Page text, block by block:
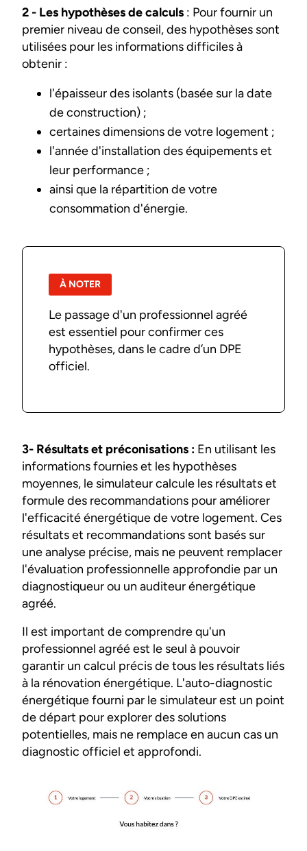
2 - Les hypothèses de calculs : Pour fournir un
premier niveau de conseil, des hypothèses sont
utilisées pour les informations difficiles à
obtenir :
l'épaisseur des isolants (basée sur la date
de construction) ;
certaines dimensions de votre logement ;
l'année d'installation des équipements et
leur performance ;
ainsi que la répartition de votre
consommation d'énergie.
À NOTER
Le passage d'un professionnel agréé
est essentiel pour confirmer ces
hypothèses, dans le cadre d’un DPE
officiel.
3- Résultats et préconisations : En utilisant les
informations fournies et les hypothèses
moyennes, le simulateur calcule les résultats et
formule des recommandations pour améliorer
l'efficacité énergétique de votre logement. Ces
résultats et recommandations sont basés sur
une analyse précise, mais ne peuvent remplacer
l'évaluation professionnelle approfondie par un
diagnostiqueur ou un auditeur énergétique
agréé.
Il est important de comprendre qu'un
professionnel agréé est le seul à pouvoir
garantir un calcul précis de tous les résultats liés
à la rénovation énergétique. L'auto-diagnostic
énergétique fourni par le simulateur est un point
de départ pour explorer des solutions
potentielles, mais ne remplace en aucun cas un
diagnostic officiel et approfondi.